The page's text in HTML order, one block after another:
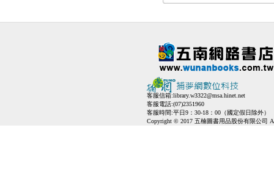
客服信箱:library.w3322@msa.hinet.net
客服電話:(07)2351960
客服時間:平日9：30-18：00（國定假日除外）
Copyright © 2017 五楠圖書用品股份有限公司